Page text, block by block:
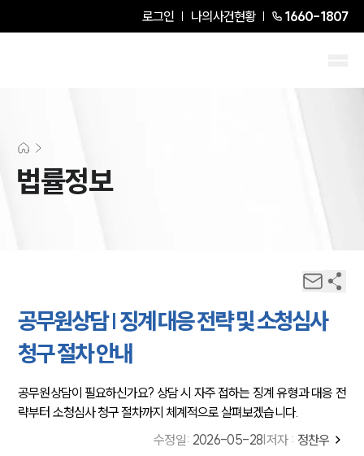
로그인 나의사건현황 1660-1807
법률정보
공무원상담 | 징계 대응 전략 및 소청심사
청구 절차 안내
공무원상담이 필요하신가요? 상담 시 자주 접하는 징계 유형과 대응 전
략부터 소청심사 청구 절차까지 체계적으로 살펴보겠습니다.
수정일: 2026-05-28 저자 : 정찬우